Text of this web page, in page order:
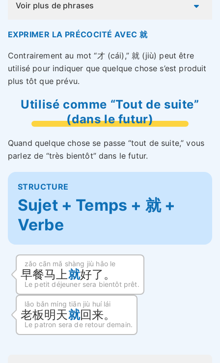
Voir plus de phrases
EXPRIMER LA PRÉCOCITÉ AVEC 就
Contrairement au mot “才 (cái),” 就 (jiù) peut être
utilisé pour indiquer que quelque chose s’est produit
plus tôt que prévu.
Utilisé comme “Tout de suite”
(dans le futur)
Quand quelque chose se passe “tout de suite,” vous
parlez de “très bientôt” dans le futur.
STRUCTURE
Sujet + Temps + 就 +
Verbe
zǎo cān mǎ shàng jiù hǎo le
早餐马上就好了。
Le petit déjeuner sera bientôt prêt.
lǎo bǎn míng tiān jiù huí lái
老板明天就回来。
Le patron sera de retour demain.